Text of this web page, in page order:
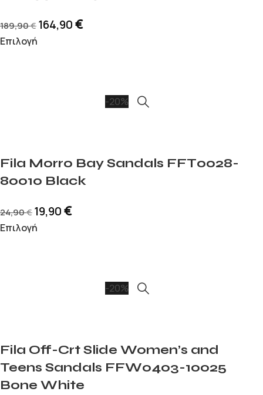
189,90€ 164,90€
Επιλογή
-20%
Fila Morro Bay Sandals FFT0028-
80010 Black
24,90€ 19,90€
Επιλογή
-20%
Fila Off-Crt Slide Women’s and
Teens Sandals FFW0403-10025
Bone White